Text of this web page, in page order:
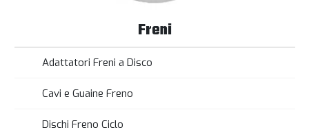
Freni
Adattatori Freni a Disco
Cavi e Guaine Freno
Dischi Freno Ciclo